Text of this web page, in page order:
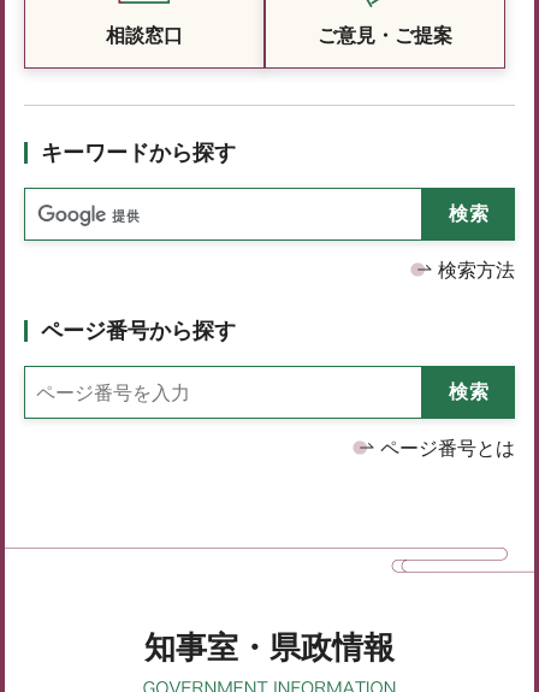
相談窓口 ご意見・ご提案
キーワードから探す
検索方法
ページ番号から探す
ページ番号とは
知事室・県政情報